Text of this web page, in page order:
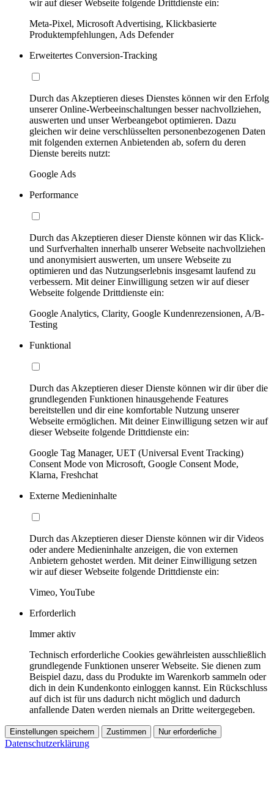
wir auf dieser Webseite folgende Drittdienste ein:
Meta-Pixel, Microsoft Advertising, Klickbasierte
Produktempfehlungen, Ads Defender
Erweitertes Conversion-Tracking
Durch das Akzeptieren dieses Dienstes können wir den Erfolg
unserer Online-Werbeeinschaltungen besser nachvollziehen,
auswerten und unser Werbeangebot optimieren. Dazu
gleichen wir deine verschlüsselten personenbezogenen Daten
mit folgenden externen Anbietenden ab, sofern du deren
Dienste bereits nutzt:
Google Ads
Performance
Durch das Akzeptieren dieser Dienste können wir das Klick-
und Surfverhalten innerhalb unserer Webseite nachvollziehen
und anonymisiert auswerten, um unsere Webseite zu
optimieren und das Nutzungserlebnis insgesamt laufend zu
verbessern. Mit deiner Einwilligung setzen wir auf dieser
Webseite folgende Drittdienste ein:
Google Analytics, Clarity, Google Kundenrezensionen, A/B-
Testing
Funktional
Durch das Akzeptieren dieser Dienste können wir dir über die
grundlegenden Funktionen hinausgehende Features
bereitstellen und dir eine komfortable Nutzung unserer
Webseite ermöglichen. Mit deiner Einwilligung setzen wir auf
dieser Webseite folgende Drittdienste ein:
Google Tag Manager, UET (Universal Event Tracking)
Consent Mode von Microsoft, Google Consent Mode,
Klarna, Freshchat
Externe Medieninhalte
Durch das Akzeptieren dieser Dienste können wir dir Videos
oder andere Medieninhalte anzeigen, die von externen
Anbietern gehostet werden. Mit deiner Einwilligung setzen
wir auf dieser Webseite folgende Drittdienste ein:
Vimeo, YouTube
Erforderlich
Immer aktiv
Technisch erforderliche Cookies gewährleisten ausschließlich
grundlegende Funktionen unserer Webseite. Sie dienen zum
Beispiel dazu, dass du Produkte im Warenkorb sammeln oder
dich in dein Kundenkonto einloggen kannst. Ein Rückschluss
auf dich ist für uns dadurch nicht möglich und dadurch
anfallende Daten werden niemals an Dritte weitergegeben.
Einstellungen speichern Zustimmen Nur erforderliche
Datenschutzerklärung